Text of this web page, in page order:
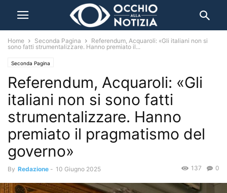
Home Seconda Pagina
Referendum, Acquaroli: «Gli italiani non si
sono fatti strumentalizzare. Hanno premiato il...
Seconda Pagina
Referendum, Acquaroli: «Gli
italiani non si sono fatti
strumentalizzare. Hanno
premiato il pragmatismo del
governo»
By Redazione - 10 Giugno 2025 0
137